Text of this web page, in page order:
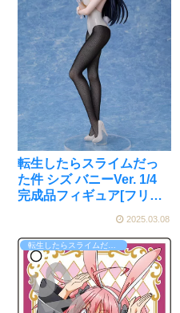
転生したらスライムだっ
た件 シズ バニーVer. 1/4
完成品フィギュア[フリー
イング]が予約受付開始
2025.03.08
転生したらスライムだった件（転スラ）